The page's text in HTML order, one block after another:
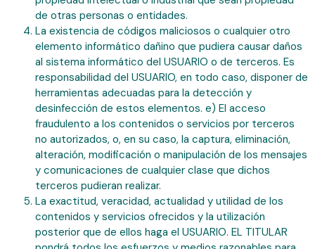
de otras personas o entidades.
La existencia de códigos maliciosos o cualquier otro
elemento informático dañino que pudiera causar daños
al sistema informático del USUARIO o de terceros. Es
responsabilidad del USUARIO, en todo caso, disponer de
herramientas adecuadas para la detección y
desinfección de estos elementos. e) El acceso
fraudulento a los contenidos o servicios por terceros
no autorizados, o, en su caso, la captura, eliminación,
alteración, modificación o manipulación de los mensajes
y comunicaciones de cualquier clase que dichos
terceros pudieran realizar.
La exactitud, veracidad, actualidad y utilidad de los
contenidos y servicios ofrecidos y la utilización
posterior que de ellos haga el USUARIO. EL TITULAR